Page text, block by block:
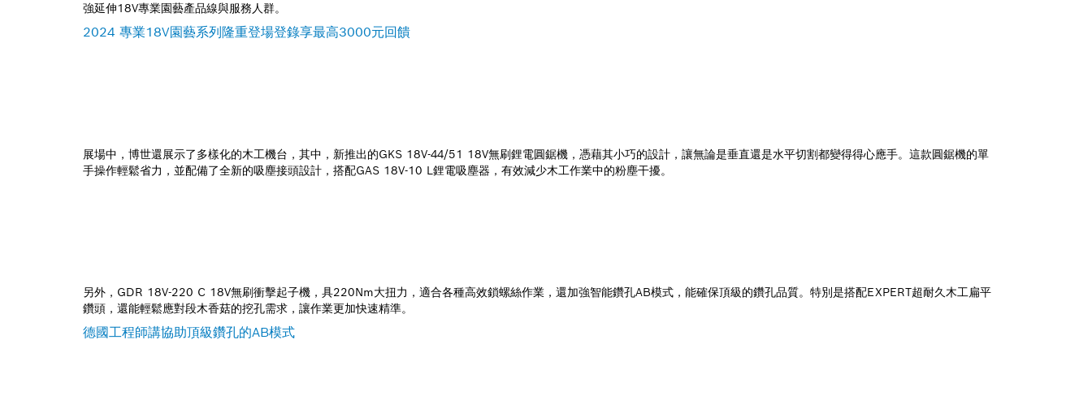
強延伸18V專業園藝產品線與服務人群。
2024 專業18V園藝系列隆重登場登錄享最高3000元回饋
展場中，博世還展示了多樣化的木工機台，其中，新推出的GKS 18V-44/51 18V無刷鋰電圓鋸機，憑藉其小巧的設計，讓無論是垂直還是水平切割都變得得心應手。這款圓鋸機的單
手操作輕鬆省力，並配備了全新的吸塵接頭設計，搭配GAS 18V-10 L鋰電吸塵器，有效減少木工作業中的粉塵干擾。
另外，GDR 18V-220 C 18V無刷衝擊起子機，具220Nm大扭力，適合各種高效鎖螺絲作業，還加強智能鑽孔AB模式，能確保頂級的鑽孔品質。特別是搭配EXPERT超耐久木工扁平
鑽頭，還能輕鬆應對段木香菇的挖孔需求，讓作業更加快速精準。
德國工程師講協助頂級鑽孔的AB模式